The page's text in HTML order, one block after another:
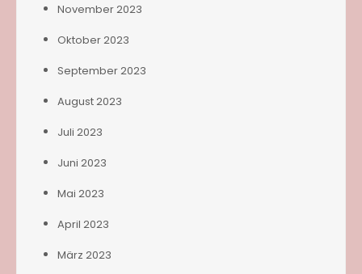
November 2023
Oktober 2023
September 2023
August 2023
Juli 2023
Juni 2023
Mai 2023
April 2023
März 2023